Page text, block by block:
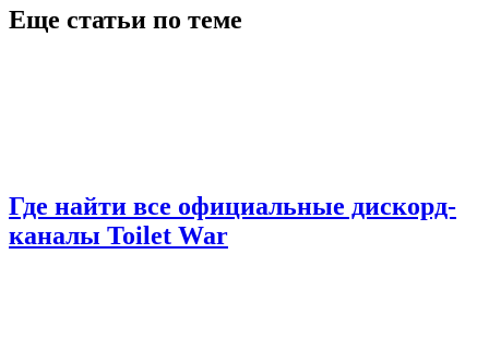
Еще статьи по теме
Где найти все официальные дискорд-
каналы Toilet War